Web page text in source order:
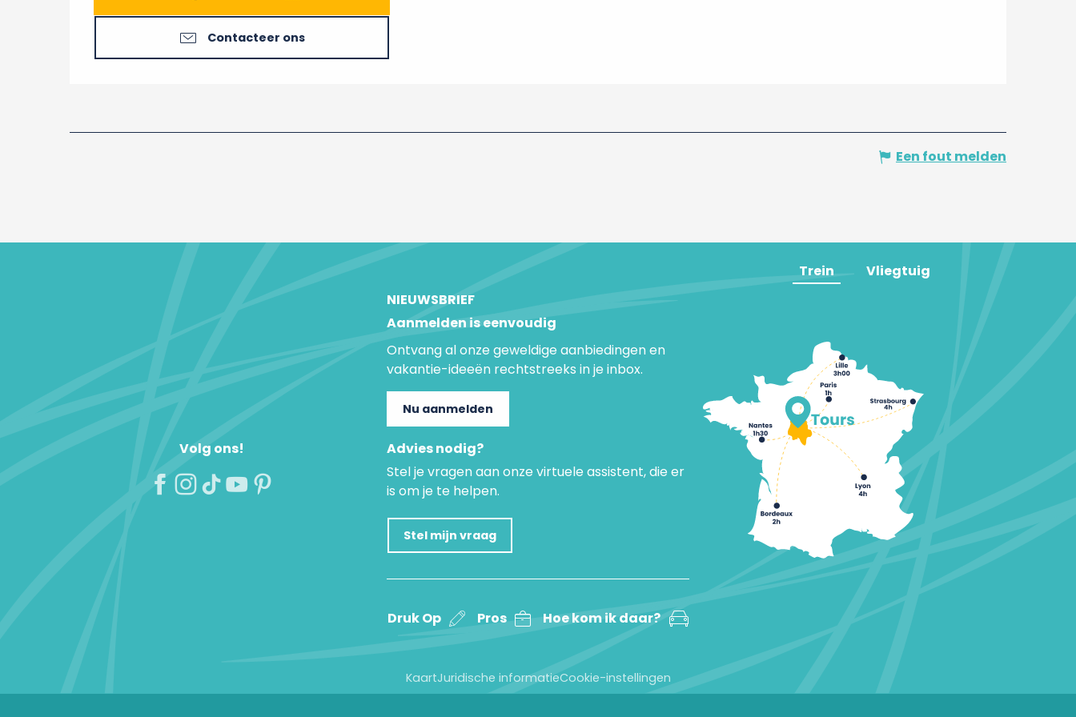
Contacteer ons
Een fout melden
Volg ons!
NIEUWSBRIEF
Aanmelden is eenvoudig
Ontvang al onze geweldige aanbiedingen en
vakantie-ideeën rechtstreeks in je inbox.
Nu aanmelden
Advies nodig?
Stel je vragen aan onze virtuele assistent, die er
is om je te helpen.
Stel mijn vraag
Druk Op Pros Hoe kom ik daar?
Trein Vliegtuig
KaartJuridische informatieCookie-instellingen